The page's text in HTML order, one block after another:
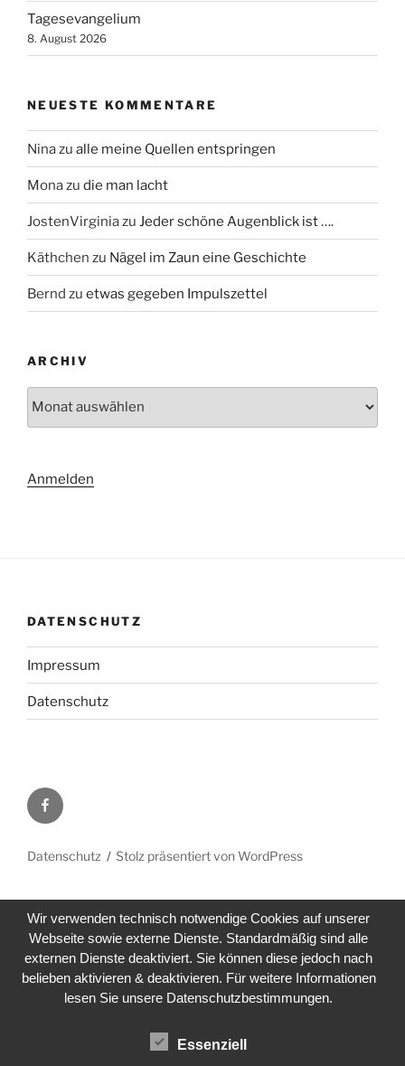
Tagesevangelium
8. August 2026
NEUESTE KOMMENTARE
Ninazu alle meine Quellen entspringen
Monazu die man lacht
JostenVirginiazu Jeder schöne Augenblick ist ….
Käthchen zu Nägel im Zaun eine Geschichte
Bernd zu etwas gegeben Impulszettel
ARCHIV
Anmelden
DATENSCHUTZ
Impressum
Datenschutz
Facebook
Datenschutz Stolz präsentiert von WordPress
Wir verwenden technisch notwendige Cookies auf unserer
Webseite sowie externe Dienste. Standardmäßig sind alle
externen Dienste deaktiviert. Sie können diese jedoch nach
belieben aktivieren & deaktivieren. Für weitere Informationen
lesen Sie unsere Datenschutzbestimmungen.
Essenziell